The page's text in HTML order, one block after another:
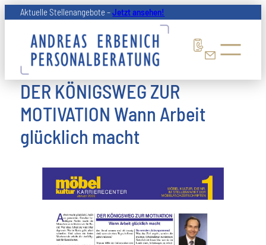
Inhalt
springen
Aktuelle Stellenangebote –Jetzt ansehen!
DER KÖNIGSWEG ZUR
MOTIVATION Wann Arbeit
glücklich macht